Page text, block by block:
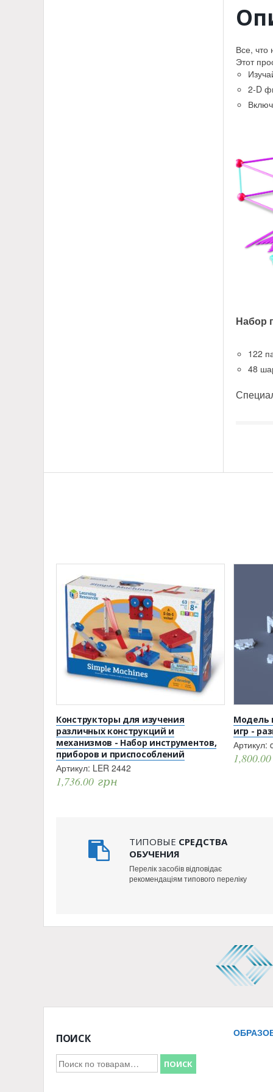
Все, что
Этот
2-D
Набор
122
48
Конструкторы для изучения
различных конструкций и
механизмов - Набор инструментов,
приборов и приспособлений
Артикул: LER 2442
1,736.00 грн
Модель
игр -
Артикул:
ТИПОВЫЕ СРЕДСТВА
ОБУЧЕНИЯ
Перелік засобів відповідає
рекомендаціям типового переліку
ПОИСК
Искать: ПОИСК